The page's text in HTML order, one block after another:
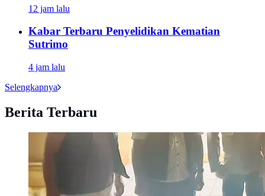
12 jam lalu
Kabar Terbaru Penyelidikan Kematian
Sutrimo
4 jam lalu
Selengkapnya
Berita Terbaru